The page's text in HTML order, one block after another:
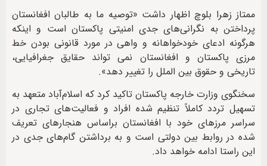
ممتاز زهرا بلوچ اظهار داشت «توصیه ما به طالبان افغانستان
پرداختن به نگرانی‌های جدی امنیتی پاکستان است و اینکه
هرگونه ادعای خودخواهانه و واهی در مورد قانونی بودن خط
مرزی پاکستان و افغانستان نمی تواند حقایق جغرافیایی،
تاریخی و حقوق بین الملل را تغییر دهد».
سخنگوی وزارت خارجه پاکستان تاکید کرد که اسلام‌آباد متعهد به
تسهیل تردد کاملاً تنظیم شده افراد و فعالیت‌های تجاری در
سراسر مرزهای خود با افغانستان براساس هنجارهای تعریف
شده در روابط بین دولتی است و به برداشتن گام‌های جدی در
این راستا ادامه خواهد داد.